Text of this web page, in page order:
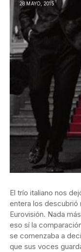
28 MAYO, 2015
El trío italiano nos
entera los descubrió
Eurovisión. Nada
eso sí la
se comenzaba a
que sus voces